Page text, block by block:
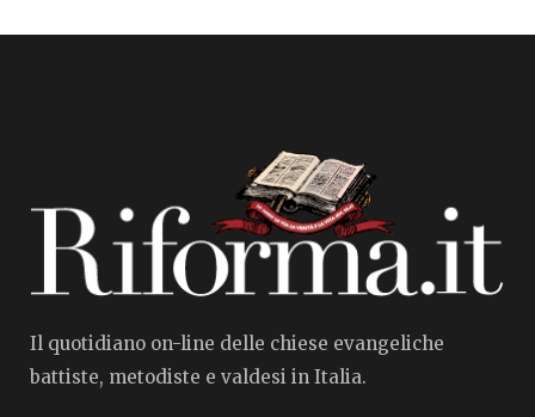
Il quotidiano on-line delle chiese evangeliche
battiste, metodiste e valdesi in Italia.